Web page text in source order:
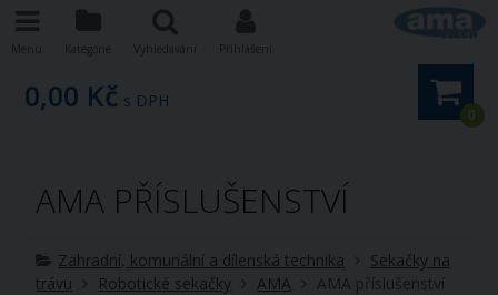
0
0,00 Kč s DPH
AMA PŘÍSLUŠENSTVÍ
Zahradní, komunální a dílenská technika
Sekačky na
trávu
Robotické sekačky AMA AMA příslušenství
Menu Kategorie Vyhledávání Přihlášení